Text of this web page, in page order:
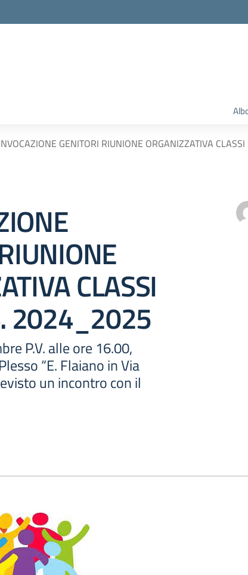
GENITORI RIUNIONE ORGANIZZATIVA
CLASSI
2024_2025
P.V. alle ore 16.00,
“E. Flaiano in Via
un incontro con il